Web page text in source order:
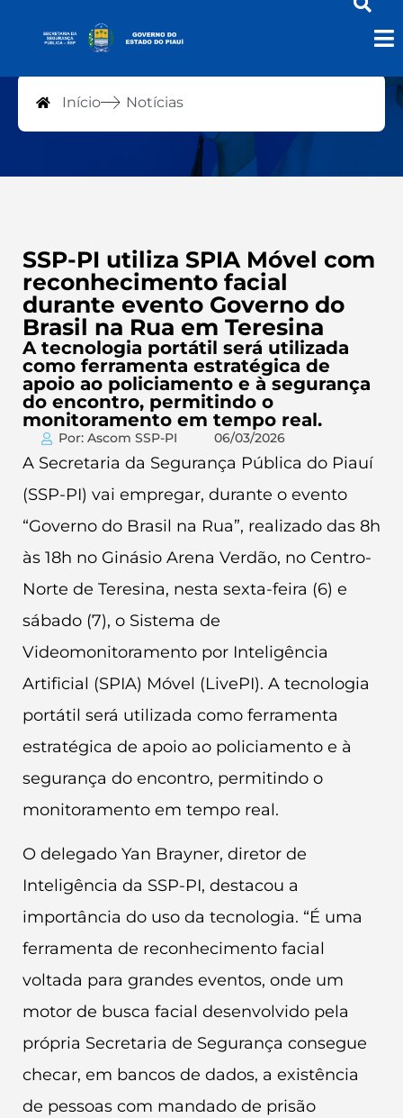
Notícias
Início Notícias
SSP-PI utiliza SPIA Móvel com
reconhecimento facial
durante evento Governo do
Brasil na Rua em Teresina
A tecnologia portátil será utilizada
como ferramenta estratégica de
apoio ao policiamento e à segurança
do encontro, permitindo o
monitoramento em tempo real.
Por: Ascom SSP-PI 06/03/2026
A Secretaria da Segurança Pública do Piauí
(SSP-PI) vai empregar, durante o evento
“Governo do Brasil na Rua”, realizado das 8h
às 18h no Ginásio Arena Verdão, no Centro-
Norte de Teresina, nesta sexta-feira (6) e
sábado (7), o Sistema de
Videomonitoramento por Inteligência
Artificial (SPIA) Móvel (LivePI). A tecnologia
portátil será utilizada como ferramenta
estratégica de apoio ao policiamento e à
segurança do encontro, permitindo o
monitoramento em tempo real.
O delegado Yan Brayner, diretor de
Inteligência da SSP-PI, destacou a
importância do uso da tecnologia. “É uma
ferramenta de reconhecimento facial
voltada para grandes eventos, onde um
motor de busca facial desenvolvido pela
própria Secretaria de Segurança consegue
checar, em bancos de dados, a existência
de pessoas com mandado de prisão